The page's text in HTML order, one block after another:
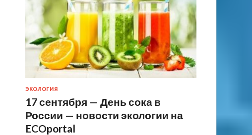
ЭКОЛОГИЯ
17 сентября — День сока в
России — новости экологии на
ECOportal